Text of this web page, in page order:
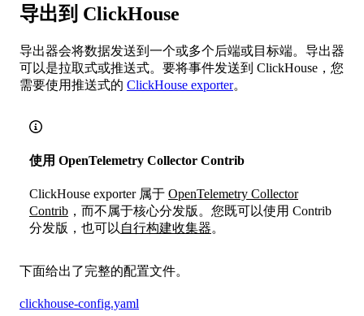
导出到 ClickHouse
导出器会将数据发送到一个或多个后端或目标端。导出器
可以是拉取式或推送式。要将事件发送到 ClickHouse，您
需要使用推送式的 ClickHouse exporter。
使用 OpenTelemetry Collector Contrib
ClickHouse exporter 属于 OpenTelemetry Collector
Contrib ，而不属于核心分发版。您既可以使用 Contrib
分发版，也可以自行构建收集器。
下面给出了完整的配置文件。
clickhouse-config.yaml